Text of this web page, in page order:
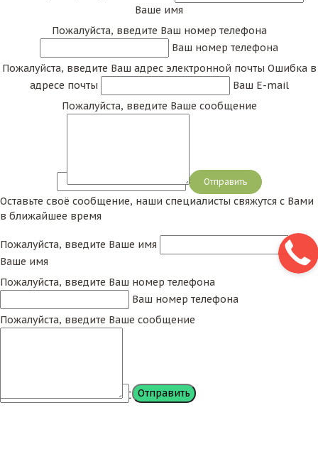
Ваше имя
Пожалуйста, введите Ваш номер телефона
Ваш номер телефона
Пожалуйста, введите Ваш адрес электронной почты Ошибка в
адресе почты
Ваш E-mail
Пожалуйста, введите Ваше сообщение
Сообщение
Оставьте своё сообщение, наши специалисты свяжутся с Вами
в ближайшее время
Пожалуйста, введите Ваше имя
Ваше имя
Пожалуйста, введите Ваш номер телефона
Ваш номер телефона
Пожалуйста, введите Ваше сообщение
Сообщение